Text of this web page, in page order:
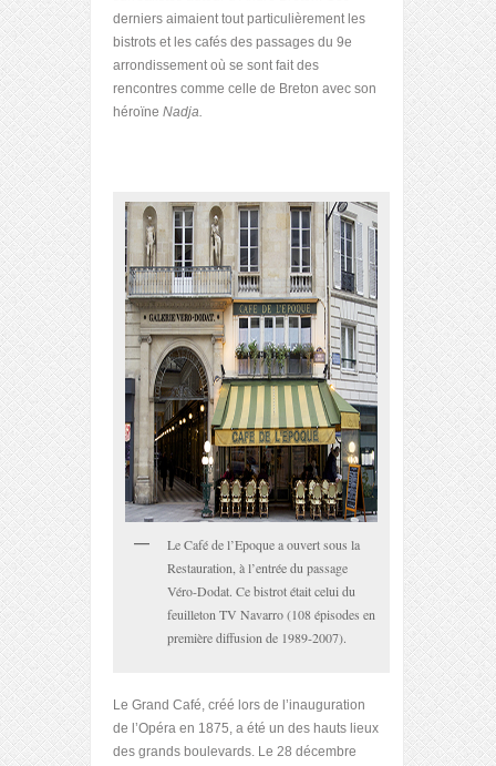
derniers aimaient tout particulièrement les
bistrots et les cafés des passages du 9e
arrondissement où se sont fait des
rencontres comme celle de Breton avec son
héroïne Nadja.
Le Café de l’Epoque a ouvert sous la
Restauration, à l’entrée du passage
Véro-Dodat. Ce bistrot était celui du
feuilleton TV Navarro (108 épisodes en
première diffusion de 1989-2007).
Le Grand Café, créé lors de l’inauguration
de l’Opéra en 1875, a été un des hauts lieux
des grands boulevards. Le 28 décembre